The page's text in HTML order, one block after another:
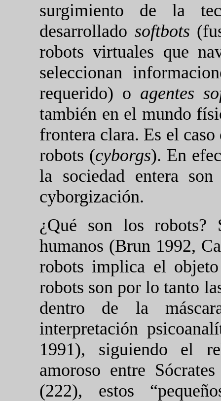
surgimiento de la
desarrollado softbots
robots virtuales que
seleccionan
requerido) o agentes
también en el mundo
frontera clara. Es el
robots (cyborgs). En
la sociedad entera
cyborgización.
¿Qué son los robots?
humanos (Brun 1992,
robots implica el
robots son por lo tanto
dentro de la
interpretación
1991), siguiendo el
amoroso entre
(222), estos